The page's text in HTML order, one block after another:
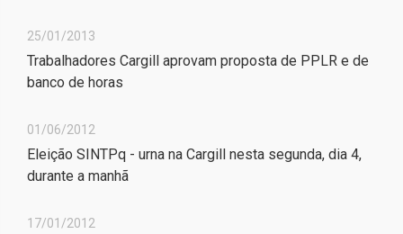
25/01/2013
Trabalhadores Cargill aprovam proposta de PPLR e de
banco de horas
01/06/2012
Eleição SINTPq - urna na Cargill nesta segunda, dia 4,
durante a manhã
17/01/2012